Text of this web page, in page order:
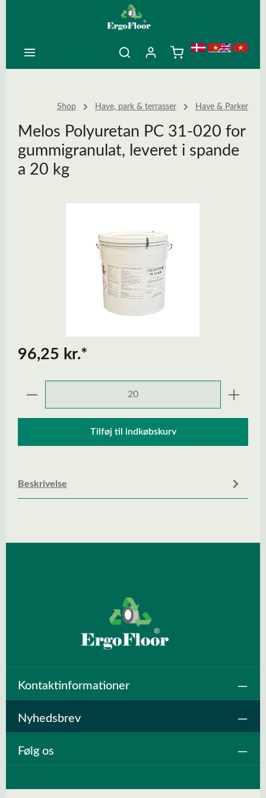
Shop Have, park & terrasser Have & Parker
Melos Polyuretan PC 31-020 for
gummigranulat, leveret i spande
a 20 kg
96,25 kr.*
Produktmængde: Indtast den ønskede
Tilføj til indkøbskurv
Beskrivelse
Kontaktinformationer
Nyhedsbrev
Følg os